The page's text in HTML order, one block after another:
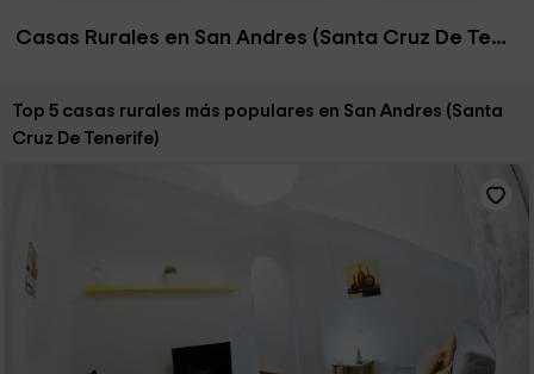
Casas Rurales en San Andres (Santa Cruz De Tenerife)
Ordenar por:
Top 5 casas rurales más populares en San Andres (Santa
Cruz De Tenerife)